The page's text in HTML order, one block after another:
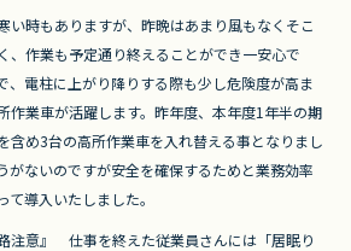
い時もありますが、昨晩はあまり風もなくそこ
、作業も予定通り終えることができ一安心で
、電柱に上がり降りする際も少し危険度が高ま
作業車が活躍します。昨年度、本年度1年半の期
含め3台の高所作業車を入れ替える事となりまし
がないのですが安全を確保するためと業務効率
導入いたしました。
注意』 仕事を終えた従業員さんには「居眠り